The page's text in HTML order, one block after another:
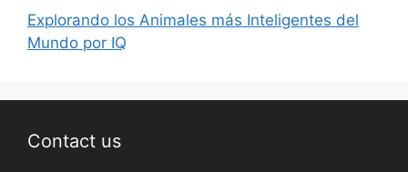
Explorando los Animales más Inteligentes del
Mundo por IQ
Contact us